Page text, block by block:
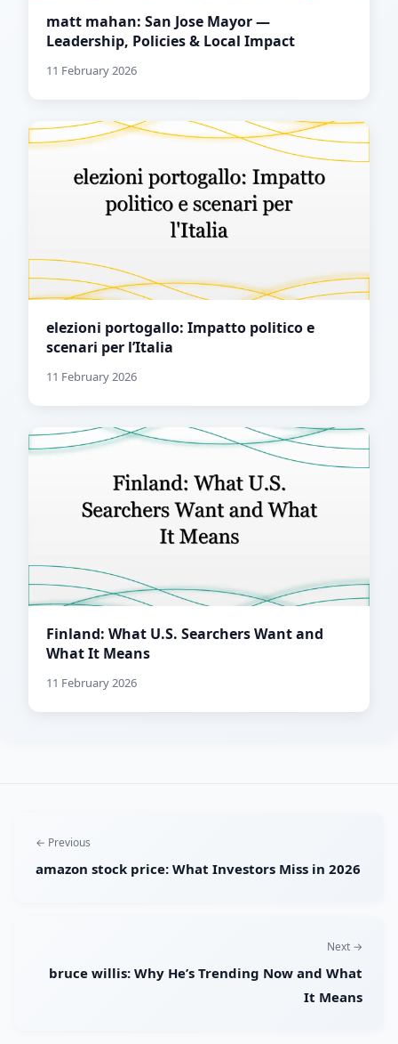
matt mahan: San Jose Mayor —
Leadership, Policies & Local Impact
11 February 2026
elezioni portogallo: Impatto politico e
scenari per l’Italia
11 February 2026
Finland: What U.S. Searchers Want and
What It Means
11 February 2026
← Previous
amazon stock price: What Investors Miss in 2026
Next →
bruce willis: Why He’s Trending Now and What
It Means